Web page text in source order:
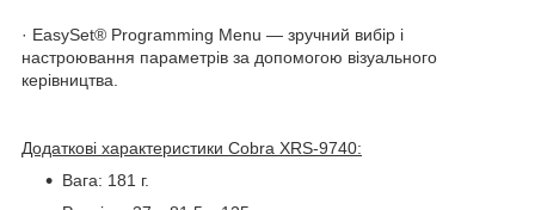
· EasySet® Programming Menu — зручний вибір і
настроювання параметрів за допомогою візуального
керівництва.
Додаткові характеристики Cobra XRS-9740:
Вага: 181 г.